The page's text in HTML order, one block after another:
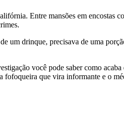
Entre mansões em encostas
um drinque, precisava de uma
você pode saber como
fofoqueira que vira informante e o